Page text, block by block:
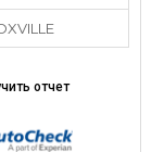
отчет